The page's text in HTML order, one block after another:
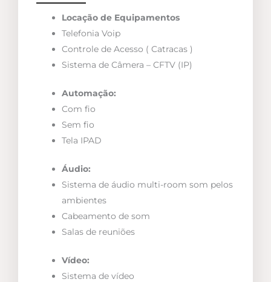
Locação de Equipamentos
Telefonia Voip
Controle de Acesso ( Catracas )
Sistema de Câmera – CFTV (IP)
Automação:
Com fio
Sem fio
Tela IPAD
Áudio:
Sistema de áudio multi-room som pelos
ambientes
Cabeamento de som
Salas de reuniões
Vídeo:
Sistema de vídeo